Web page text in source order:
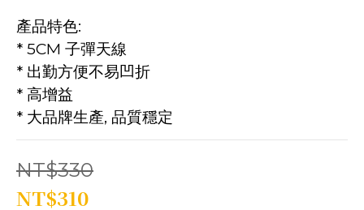
產品特色:
* 5CM 子彈天線
* 出勤方便不易凹折
* 高增益
* 大品牌生產, 品質穩定
NT$330
NT$310